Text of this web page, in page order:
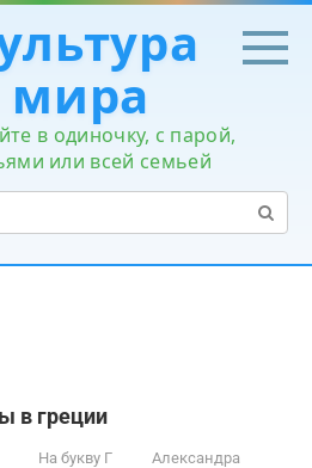
мира
в одиночку, с парой,
или всей семьей
в греции
На букву Г
Александра